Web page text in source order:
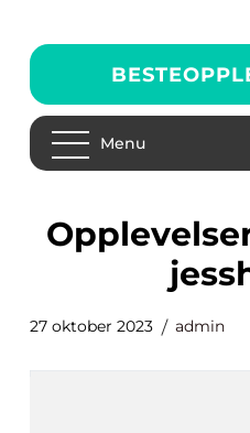
Menu
opplevelser trondheim
27 oktober 2023 admin